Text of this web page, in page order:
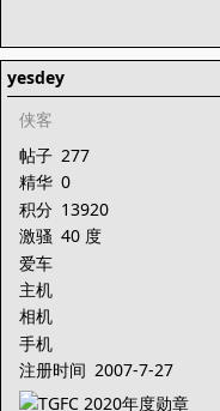
yesdey
侠客
帖子 277
精华 0
积分 13920
激骚 40 度
爱车
主机
相机
手机
注册时间 2007-7-27